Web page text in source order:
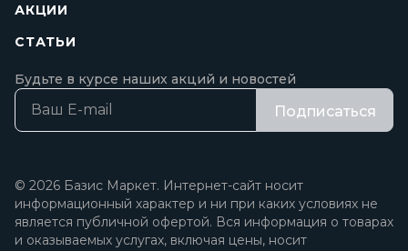
АКЦИИ
СТАТЬИ
Будьте в курсе наших акций и новостей
Подписаться
© 2026 Базис Маркет. Интернет-сайт носит
информационный характер и ни при каких условиях не
является публичной офертой. Вся информация о товарах
и оказываемых услугах, включая цены, носит